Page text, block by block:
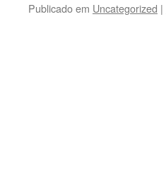
Publicado em Uncategorized |